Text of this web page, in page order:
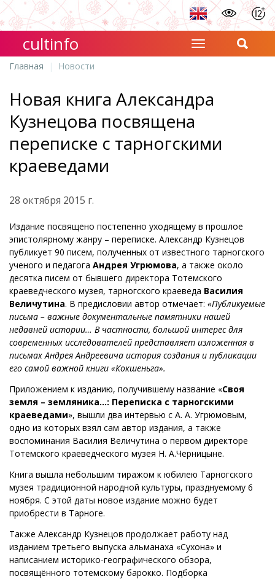
cultinfo
Главная Новости
Новая книга Александра
Кузнецова посвящена
переписке с тарногскими
краеведами
28 октября 2015 г.
Издание посвящено постепенно уходящему в прошлое
эпистолярному жанру – переписке. Александр Кузнецов
публикует 90 писем, полученных от известного тарногского
ученого и педагога Андрея Угрюмова, а также около
десятка писем от бывшего директора Тотемского
краеведческого музея, тарногского краеведа Василия
Величутина. В предисловии автор отмечает: «Публикуемые
письма – важные документальные памятники нашей
недавней истории… В частности, большой интерес для
современных исследователей представляет изложенная в
письмах Андрея Андреевича история создания и публикации
его самой важной книги «Кокшеньга».
Приложением к изданию, получившему название «Своя
земля – земляника…: Переписка с тарногскими
краеведами», вышли два интервью с А. А. Угрюмовым,
одно из которых взял сам автор издания, а также
воспоминания Василия Величутина о первом директоре
Тотемского краеведческого музея Н. А.Черницыне.
Книга вышла небольшим тиражом к юбилею Тарногского
музея традиционной народной культуры, празднуемому 6
ноября. С этой даты новое издание можно будет
приобрести в Тарноге.
Также Александр Кузнецов продолжает работу над
изданием третьего выпуска альманаха «Сухона» и
написанием историко-географического обзора,
посвящённого тотемскому барокко. Подборка